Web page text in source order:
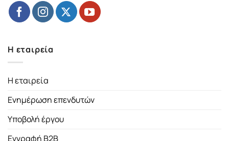
Η εταιρεία
Η εταιρεία
Ενημέρωση επενδυτών
Υποβολή έργου
Εγγραφή B2B